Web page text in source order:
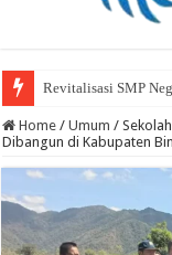
Revitalisasi SMP
Sekda Abul:
Home / Umum /
Dibangun di Kabupaten